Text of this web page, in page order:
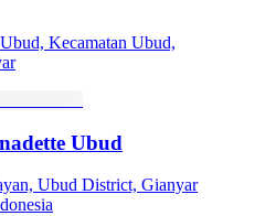
Kecamatan Ubud,
Ubud
Ubud District, Gianyar